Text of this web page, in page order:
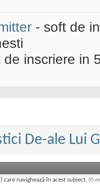
- soft de
de inscriere in
De-ale Lui
navighează în acest subiect. (0